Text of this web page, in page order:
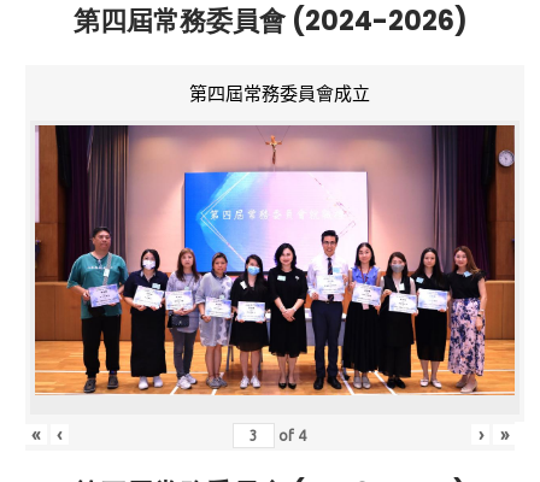
第四屆常務委員會 (2024-2026)
第四屆常務委員會成立
« ‹ of 4 › »